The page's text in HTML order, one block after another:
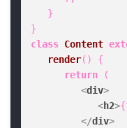
class Content
render( ) {
return (
<div>
<h2>
</div>